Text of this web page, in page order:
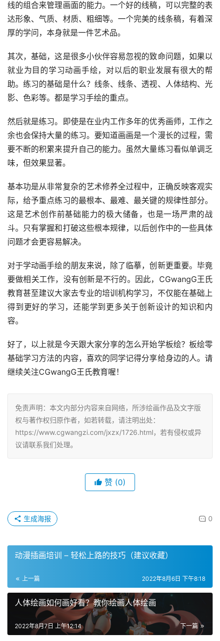
线的组合来管理画面的能力。一个好的线稿，可以完整的表
达形象、气质、材质、粗细等。一个完美的线条稿，有着深
厚的学问，本身就是一件艺术品。
其次，基础，这是很多小伙伴容易忽视的致命问题，如果以
就业为目的学习动画手绘，对以后的职业发展有很大的帮
助。练习的基础是什么？线条、线条、透视、人体结构、光
影、色彩等。都是学习手绘的重点。
然后就是练习。即使是在业内工作多年的优秀画师，工作之
余也会保持大量的练习。要知道画画是一个漫长的过程，需
要不断的积累来提升自己的能力。虽然大量练习看似单调乏
味，但效果显著。
基本功是从非常复杂的艺术修养全过程中，正确反映客观实
际，给予重点练习的最根本、最难、最关键的规律性部分。
这是艺术创作前基础能力的极大储备，也是一场严肃的战
斗。只有掌握和打破这些根本规律，以后创作中的一些具体
问题才会更容易解决。
对于学动画手绘的朋友来说，除了临摹，创新更重要。毕竟
要做相关工作，没有创新是不行的。因此，CGwangG王氏
教育甚至建议大家去专业的培训机构学习，不仅能在基础上
得到更好的学习，还能学到更多关于创新设计的知识和内
容。
好了，以上就是今天跟大家分享的怎么开始学板绘？板绘零
基础学习方法的内容，喜欢的同学记得分享给身边的人。请
继续关注CGwangG王氏教育喔！
免责声明：本文内部分内容来自网络，所涉绘画作品及文字版
权与著作权归原作者，如若转载，请注明出处：
https://www.cgwangzi.com/jxzx/1726.html，若有侵权或异
议请联系我们处理。
赞 (0)
0
生成海报
动漫插画培训 – 轻松上路的技巧（建议收藏）
上一篇 2022年8月6日 下午8:18
人体绘画如何画好看？教你绘画人体绘画
下一篇
2022年8月7日 上午12:14